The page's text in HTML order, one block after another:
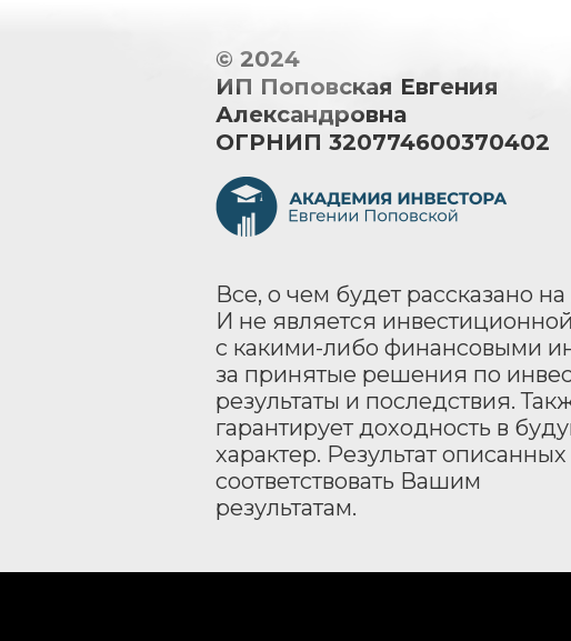
© 2024
ИП Поповская Евгения
Александровна
ОГРНИП 320774600370402
Все, о чем будет рассказано
И не является
с какими-либо финансовыми
за принятые решения по
результаты и последствия.
гарантирует доходность в
характер. Результат
соответствовать Вашим
результатам.